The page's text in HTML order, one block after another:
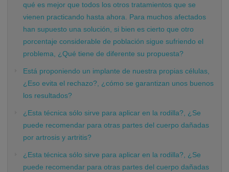
qué es mejor que todos los otros tratamientos que se
vienen practicando hasta ahora. Para muchos afectados
han supuesto una solución, si bien es cierto que otro
porcentaje considerable de población sigue sufriendo el
problema, ¿Qué tiene de diferente su propuesta?
Está proponiendo un implante de nuestra propias células,
¿Eso evita el rechazo?, ¿cómo se garantizan unos buenos
los resultados?
¿Esta técnica sólo sirve para aplicar en la rodilla?, ¿Se
puede recomendar para otras partes del cuerpo dañadas
por artrosis y artritis?
¿Esta técnica sólo sirve para aplicar en la rodilla?, ¿Se
puede recomendar para otras partes del cuerpo dañadas